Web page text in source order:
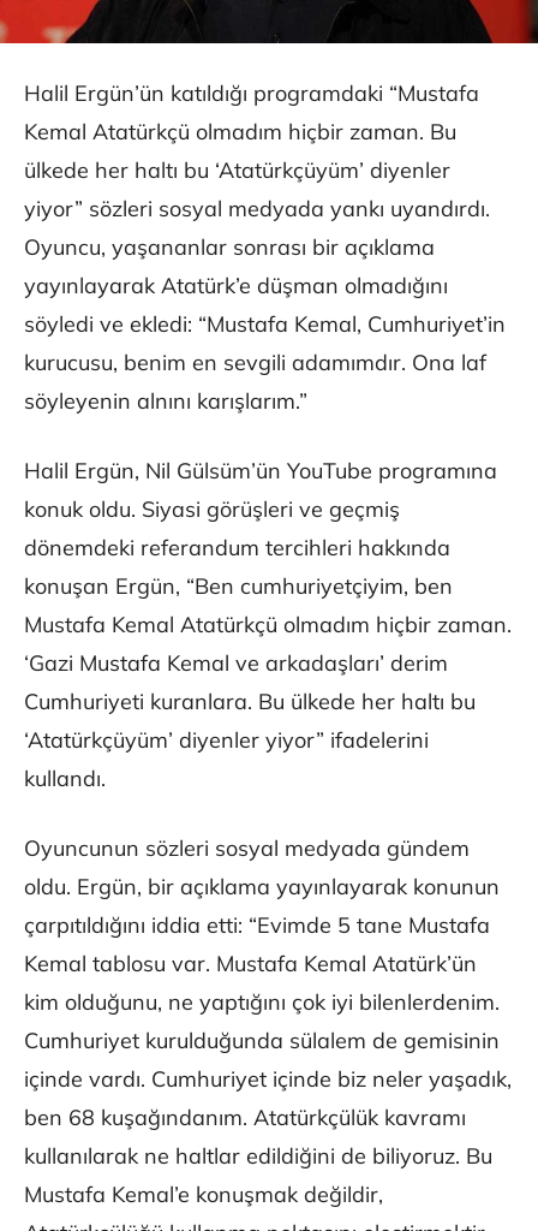
Halil Ergün’ün katıldığı programdaki “Mustafa
Kemal Atatürkçü olmadım hiçbir zaman. Bu
ülkede her haltı bu ‘Atatürkçüyüm’ diyenler
yiyor” sözleri sosyal medyada yankı uyandırdı.
Oyuncu, yaşananlar sonrası bir açıklama
yayınlayarak Atatürk’e düşman olmadığını
söyledi ve ekledi: “Mustafa Kemal, Cumhuriyet’in
kurucusu, benim en sevgili adamımdır. Ona laf
söyleyenin alnını karışlarım.”
Halil Ergün, Nil Gülsüm’ün YouTube programına
konuk oldu. Siyasi görüşleri ve geçmiş
dönemdeki referandum tercihleri hakkında
konuşan Ergün, “Ben cumhuriyetçiyim, ben
Mustafa Kemal Atatürkçü olmadım hiçbir zaman.
‘Gazi Mustafa Kemal ve arkadaşları’ derim
Cumhuriyeti kuranlara. Bu ülkede her haltı bu
‘Atatürkçüyüm’ diyenler yiyor” ifadelerini
kullandı.
Oyuncunun sözleri sosyal medyada gündem
oldu. Ergün, bir açıklama yayınlayarak konunun
çarpıtıldığını iddia etti: “Evimde 5 tane Mustafa
Kemal tablosu var. Mustafa Kemal Atatürk’ün
kim olduğunu, ne yaptığını çok iyi bilenlerdenim.
Cumhuriyet kurulduğunda sülalem de gemisinin
içinde vardı. Cumhuriyet içinde biz neler yaşadık,
ben 68 kuşağındanım. Atatürkçülük kavramı
kullanılarak ne haltlar edildiğini de biliyoruz. Bu
Mustafa Kemal’e konuşmak değildir,